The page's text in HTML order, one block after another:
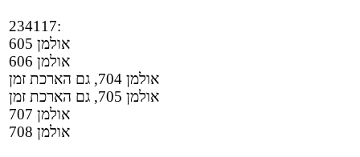
234117:
אולמן 605
אולמן 606
אולמן 704, גם הארכת זמן
אולמן 705, גם הארכת זמן
אולמן 707
אולמן 708